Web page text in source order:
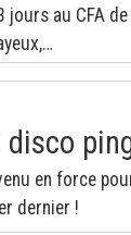
jours au CFA
disco
en force
dernier !